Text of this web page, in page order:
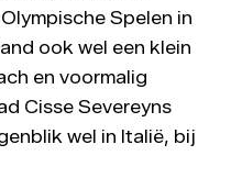
Spelen in
ook wel een klein
en voormalig
Cisse Severeyns
wel in Italië, bij